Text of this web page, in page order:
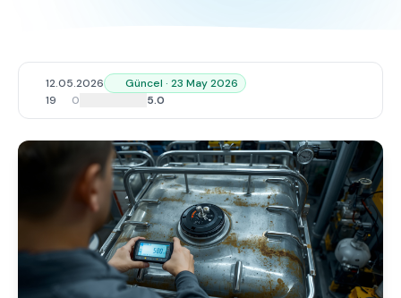
12.05.2026
Güncel · 23 May 2026
19
0 5.0